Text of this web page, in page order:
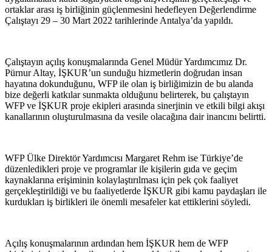
ortaklar arası iş birliğinin güçlenmesini hedefleyen Değerlendirme
Çalıştayı 29 – 30 Mart 2022 tarihlerinde Antalya’da yapıldı.
Çalıştayın açılış konuşmalarında Genel Müdür Yardımcımız Dr.
Pürnur Altay, İŞKUR’un sunduğu hizmetlerin doğrudan insan
hayatına dokunduğunu, WFP ile olan iş birliğimizin de bu alanda
bize değerli katkılar sunmakta olduğunu belirterek, bu çalıştayın
WFP ve İŞKUR proje ekipleri arasında sinerjinin ve etkili bilgi akışı
kanallarının oluşturulmasına da vesile olacağına dair inancını belirtti.
WFP Ülke Direktör Yardımcısı Margaret Rehm ise Türkiye’de
düzenledikleri proje ve programlar ile kişilerin gıda ve geçim
kaynaklarına erişiminin kolaylaştırılması için pek çok faaliyet
gerçekleştirildiği ve bu faaliyetlerde İŞKUR gibi kamu paydaşları ile
kurdukları iş birlikleri ile önemli mesafeler kat ettiklerini söyledi.
Açılış konuşmalarının ardından hem İŞKUR hem de WFP